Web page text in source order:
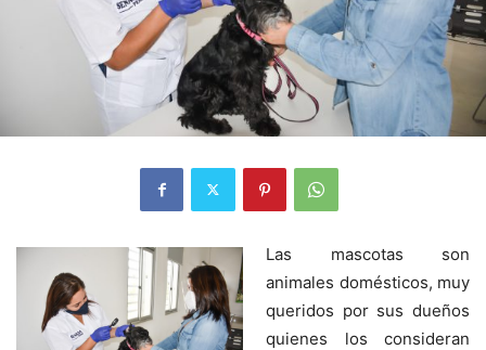
Las mascotas son
animales domésticos, muy
queridos por sus dueños
quienes los consideran